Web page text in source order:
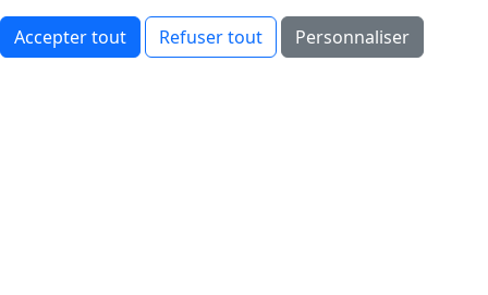
Accepter tout Refuser tout Personnaliser